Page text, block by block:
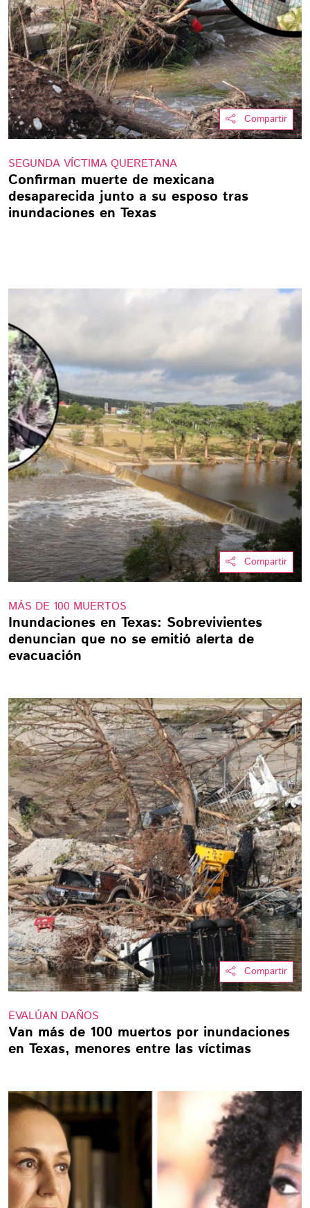
Compartir
SEGUNDA VÍCTIMA QUERETANA
Confirman muerte de mexicana
desaparecida junto a su esposo tras
inundaciones en Texas
Compartir
MÁS DE 100 MUERTOS
Inundaciones en Texas: Sobrevivientes
denuncian que no se emitió alerta de
evacuación
Compartir
EVALÚAN DAÑOS
Van más de 100 muertos por inundaciones
en Texas, menores entre las víctimas